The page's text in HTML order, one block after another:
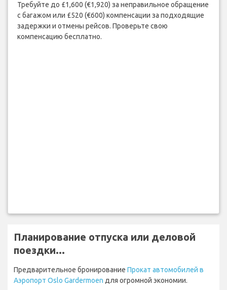
Требуйте до £1,600 (€1,920) за неправильное обращение
с багажом или £520 (€600) компенсации за подходящие
задержки и отмены рейсов. Проверьте свою
компенсацию бесплатно.
Планирование отпуска или деловой
поездки...
Предварительное бронирование Прокат автомобилей в
Аэропорт Oslo Gardermoen для огромной экономии.